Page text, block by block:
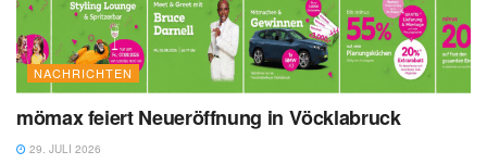
NACHRICHTEN
mömax feiert Neueröffnung in Vöcklabruck
29. JULI 2026